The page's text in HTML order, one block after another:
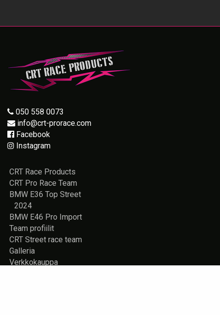
050 558 0073
info@crt-prorace.com
Facebook
Instagram
CRT Race Products
CRT Pro Race Team
BMW E36 Top Street
2024
BMW E46 Pro Import
Team profiilit
CRT Street race team
Galleria
Verkkokauppa